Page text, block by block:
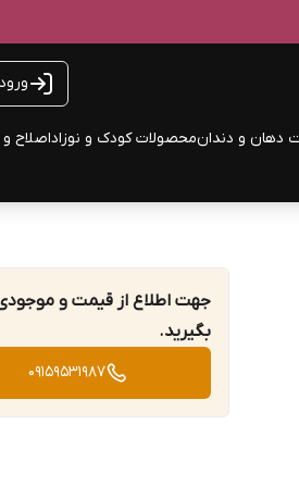
دهان و دندانمحصولات کودک و نوزاداصلاح
جهت اطلاع از قیمت و
بگیرید.
09159531987